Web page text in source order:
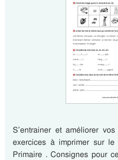
S’entrainer et améliorer
exercices à imprimer sur
Primaire . Consignes pour